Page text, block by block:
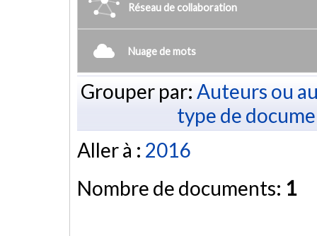
Réseau de collaboration
Nuage de mots
Grouper par: Auteurs ou
type de
Aller à : 2016
Nombre de documents: 1